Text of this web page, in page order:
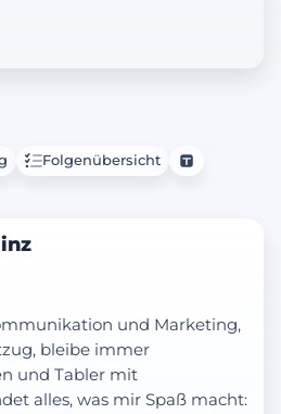
tollsten Erlebnisse.
Freunde, dass Ted
Folgenübersicht
und Marketing,
bleibe immer
und Tabler mit
alles, was mir Spaß macht: